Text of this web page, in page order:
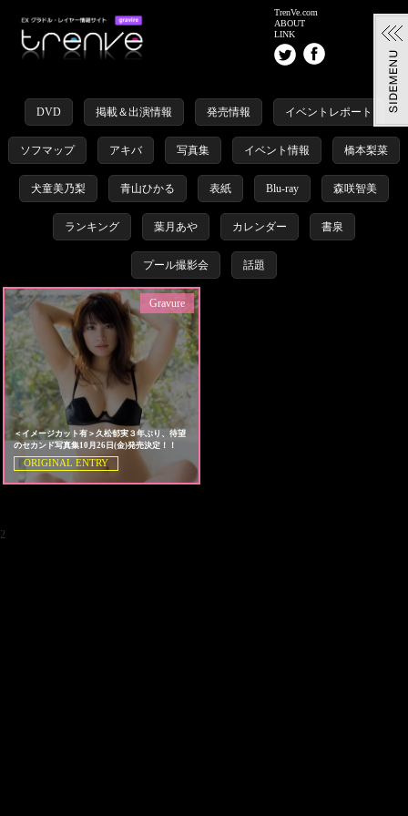
TrenVe.com
ABOUT
LINK
DVD 掲載＆出演情報 発売情報 イベントレポート
ソフマップ アキバ 写真集 イベント情報 橋本梨菜
犬童美乃梨 青山ひかる 表紙 Blu-ray 森咲智美
ランキング 葉月あや カレンダー 書泉
プール撮影会 話題
＜イメージカット有＞久松郁実３年ぶり、待望
のセカンド写真集10月26日(金)発売決定！！
ORIGINAL ENTRY
Gravure
2